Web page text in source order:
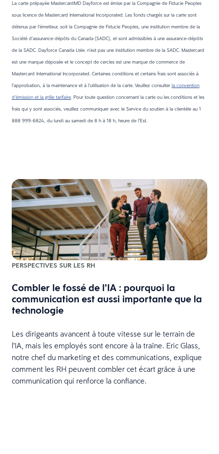
La carte prépayée MastercardMD Dayforce est émise par la Compagnie de Fiducie Peoples
sous licence de Mastercard International Incorporated. Les fonds chargés sur la carte sont
détenus par l’émetteur, soit la Compagnie de Fiducie Peoples, une institution membre de la
Société d’assurance-dépôts du Canada (SADC), et sont admissibles à une assurance-dépôts
de la SADC. Dayforce Canada Ltée. n’est pas une institution membre de la SADC. Mastercard
est une marque déposée et le concept de cercles est une marque de commerce de
Mastercard International Incorporated. Certaines conditions et certains frais sont associés à
l’approbation, à la maintenance et à l’utilisation de la carte. Veuillez consulter la convention
d’émission et la grille tarifaire. Pour toute question concernant la carte ou les conditions et les
frais qui y sont associés, veuillez communiquer avec le Service du soutien à la clientèle au 1
888 999-6824, du lundi au samedi de 8 h à 18 h, heure de l’Est.
PERSPECTIVES SUR LES RH
Combler le fossé de l’IA : pourquoi la
communication est aussi importante que la
technologie
Les dirigeants avancent à toute vitesse sur le terrain de
l’IA, mais les employés sont encore à la traîne. Eric Glass,
notre chef du marketing et des communications, explique
comment les RH peuvent combler cet écart grâce à une
communication qui renforce la confiance.